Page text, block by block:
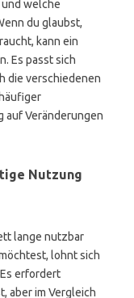
welche
du glaubst,
kann ein
Es passt sich
die verschiedenen
auf Veränderungen
Nutzung
lange nutzbar
lohnt sich
erfordert
aber im Vergleich